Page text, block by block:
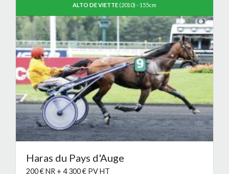
ALTO DE VIETTE (2010) - 155cm
Haras du Pays d'Auge
200 € NR + 4 300 € PV HT